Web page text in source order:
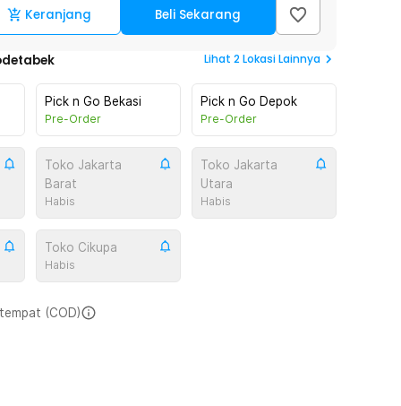
Keranjang Beli Sekarang
Lihat 2Lokasi Lainnya
Pick n Go Bekasi
Pre-Order
Pick n Go Depok
Pre-Order
Toko Jakarta
Barat
Habis
Toko Jakarta
Utara
Habis
Toko Cikupa
Habis
(COD)